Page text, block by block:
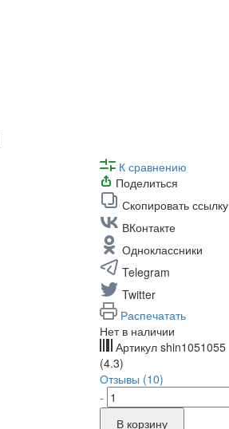
К сравнению
Поделиться
Скопировать ссылку
ВКонтакте
Одноклассники
Telegram
Twitter
Распечатать
Нет в наличии
Артикул shin1051055
(4.3)
Отзывы (10)
-
В корзину